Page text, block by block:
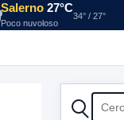
Salerno 27°C
Poco nuvoloso
34° / 27°
CERCA